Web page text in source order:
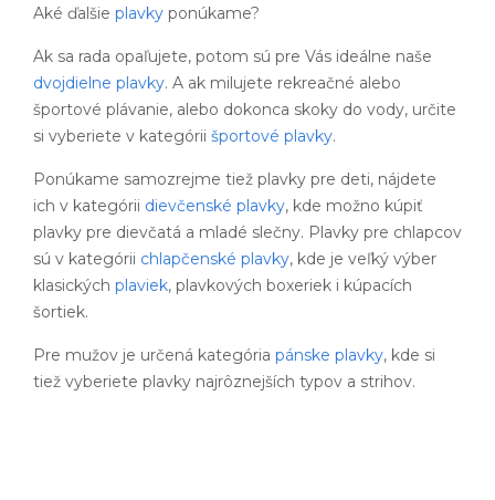
Aké ďalšie plavky ponúkame?
Ak sa rada opaľujete, potom sú pre Vás ideálne naše
dvojdielne plavky. A ak milujete rekreačné alebo
športové plávanie, alebo dokonca skoky do vody, určite
si vyberiete v kategórii športové plavky.
Ponúkame samozrejme tiež plavky pre deti, nájdete
ich v kategórii dievčenské plavky, kde možno kúpiť
plavky pre dievčatá a mladé slečny. Plavky pre chlapcov
sú v kategórii chlapčenské plavky, kde je veľký výber
klasických plaviek, plavkových boxeriek i kúpacích
šortiek.
Pre mužov je určená kategória pánske plavky, kde si
tiež vyberiete plavky najrôznejších typov a strihov.